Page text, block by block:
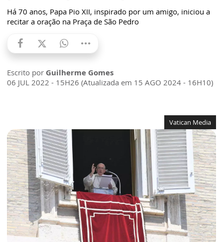
Há 70 anos, Papa Pio XII, inspirado por um amigo, iniciou a
recitar a oração na Praça de São Pedro
Escrito por Guilherme Gomes
06 JUL 2022 - 15H26 (Atualizada em 15 AGO 2024 - 16H10)
Vatican Media